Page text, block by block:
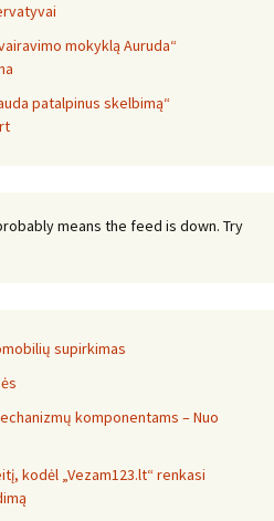
mokyklą Auruda“
patalpinus skelbimą“
means the feed is down. Try
supirkimas
komponentams – Nuo
kodėl „Vezam123.lt“ renkasi